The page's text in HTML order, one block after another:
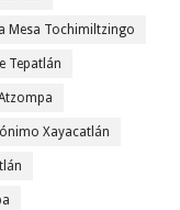
Mesa Tochimiltzingo
Tepatlán
Xayacatlán